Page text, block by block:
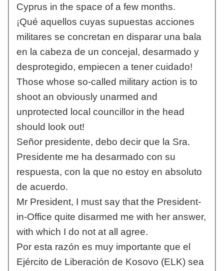
Cyprus in the space of a few months.
¡Qué aquellos cuyas supuestas acciones
militares se concretan en disparar una bala
en la cabeza de un concejal, desarmado y
desprotegido, empiecen a tener cuidado!
Those whose so-called military action is to
shoot an obviously unarmed and
unprotected local councillor in the head
should look out!
Señor presidente, debo decir que la Sra.
Presidente me ha desarmado con su
respuesta, con la que no estoy en absoluto
de acuerdo.
Mr President, I must say that the President-
in-Office quite disarmed me with her answer,
with which I do not at all agree.
Por esta razón es muy importante que el
Ejército de Liberación de Kosovo (ELK) sea